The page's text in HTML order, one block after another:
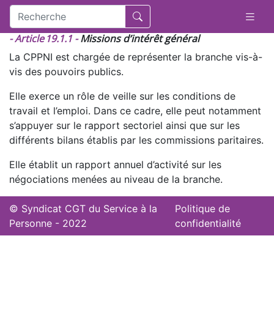
- Article 19.1.1 -Missions d’intérêt général
La CPPNI est chargée de représenter la branche vis-à-
vis des pouvoirs publics.
Elle exerce un rôle de veille sur les conditions de
travail et l’emploi. Dans ce cadre, elle peut notamment
s’appuyer sur le rapport sectoriel ainsi que sur les
différents bilans établis par les commissions paritaires.
Elle établit un rapport annuel d’activité sur les
négociations menées au niveau de la branche.
© Syndicat CGT du Service à la
Personne - 2022
Politique de
confidentialité